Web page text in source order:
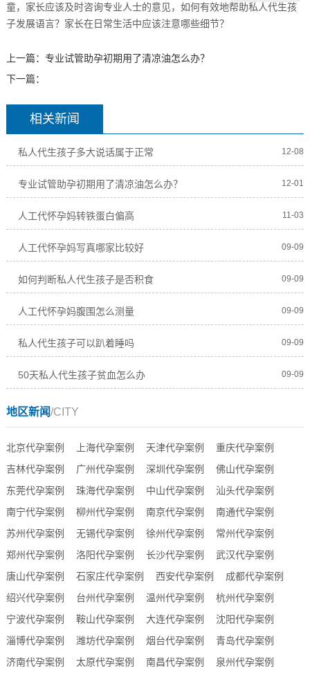
童，家长应该及时咨询专业人士的意见，如何有效地帮助私人代生孩
子发展语言？家长在日常生活中应该注意哪些细节？
上一篇： 专业试管助孕初期用了清凉油怎么办？
下一篇：
相关新闻
私人代生孩子多大说话属于正常 12-08
专业试管助孕初期用了清凉油怎么办？ 12-01
人工代怀孕妈转铁蛋白偏高 11-03
人工代怀孕妈写真哪家比较好 09-09
如何判断私人代生孩子是否积食 09-09
人工代怀孕妈腹围怎么测量 09-09
私人代生孩子可以趴着睡吗 09-09
50天私人代生孩子贫血怎么办 09-09
地区新闻/CITY
北京代孕案例 上海代孕案例 天津代孕案例
重庆代孕案例
吉林代孕案例
广州代孕案例 深圳代孕案例
佛山代孕案例
东莞代孕案例
珠海代孕案例 中山代孕案例
汕头代孕案例
南宁代孕案例
柳州代孕案例 南京代孕案例
南通代孕案例
苏州代孕案例
无锡代孕案例 徐州代孕案例
常州代孕案例
郑州代孕案例
洛阳代孕案例 长沙代孕案例
武汉代孕案例
唐山代孕案例
石家庄代孕案例 西安代孕案例
成都代孕案例
绍兴代孕案例
台州代孕案例 温州代孕案例
杭州代孕案例
宁波代孕案例
鞍山代孕案例 大连代孕案例
沈阳代孕案例
淄博代孕案例
潍坊代孕案例 烟台代孕案例
青岛代孕案例
济南代孕案例
太原代孕案例 南昌代孕案例 泉州代孕案例